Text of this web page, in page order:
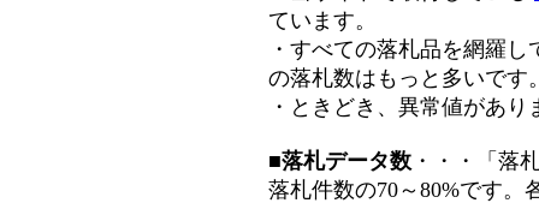
ています。
・すべての落札品を網羅
の落札数はもっと多いです
・ときどき、異常値があ
■落札データ数 ・・・「落
落札件数の70～80%です。